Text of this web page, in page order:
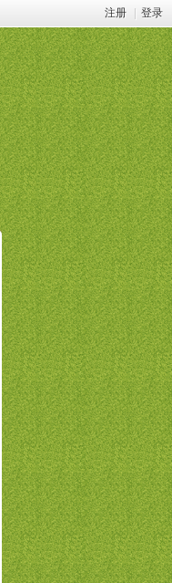
注册 登录